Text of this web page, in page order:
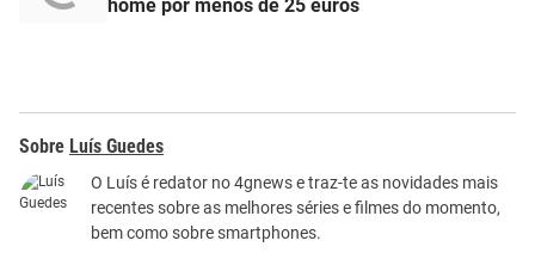
home por menos de 25 euros
Luís Guedes
O Luís é redator no 4gnews e traz-te as novidades mais
recentes sobre as melhores séries e filmes do momento,
bem como sobre smartphones.